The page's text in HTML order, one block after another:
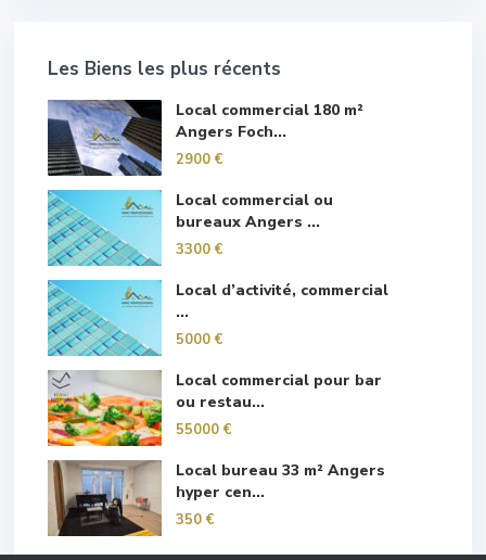
Les Biens les plus récents
Local commercial 180 m²
Angers Foch...
2900 €
Local commercial ou
bureaux Angers ...
3300 €
Local d’activité, commercial
...
5000 €
Local commercial pour bar
ou restau...
55000 €
Local bureau 33 m² Angers
hyper cen...
350 €